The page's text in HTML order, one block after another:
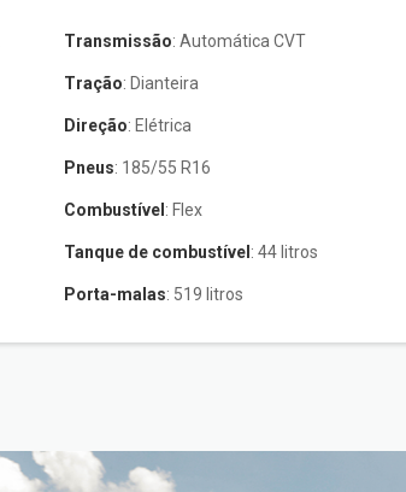
Transmissão : Automática CVT
Tração : Dianteira
Direção : Elétrica
Pneus : 185/55 R16
Combustível : Flex
Tanque de combustível : 44 litros
Porta-malas : 519 litros